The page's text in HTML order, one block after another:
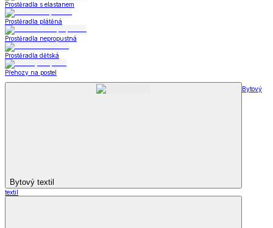
Prostěradla s elastanem
Prostěradla plátěná
Prostěradla nepropustná
Prostěradla dětská
Přehozy na postel
Bytový textil
Bytový
textil